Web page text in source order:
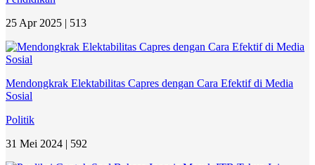
25 Apr 2025 | 513
Mendongkrak Elektabilitas Capres dengan Cara Efektif di Media
Sosial
Politik
31 Mei 2024 | 592